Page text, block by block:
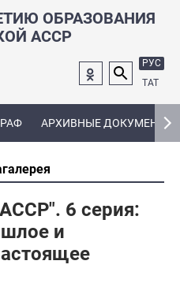
ОБРАЗОВАНИЯ
АССР
РУС
ТАТ
АРХИВНЫЕ ДОКУМЕНТЫ
6 серия:
и